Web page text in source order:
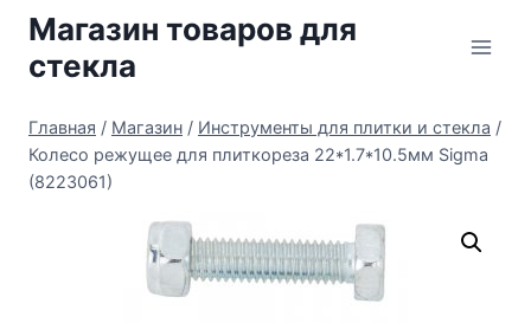
Перейти
содержимому
Магазин товаров для
стекла
Главная / Магазин / Инструменты для плитки и стекла /
Колесо режущее для плиткореза 22*1.7*10.5мм Sigma
(8223061)